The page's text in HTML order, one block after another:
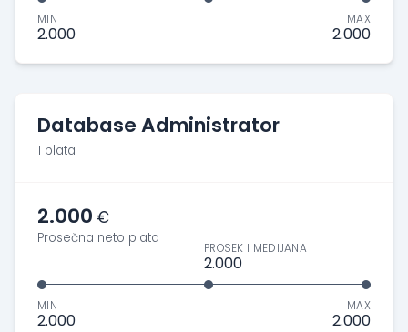
MIN
2.000
MAX
2.000
Database Administrator
1 plata
2.000 €
Prosečna neto plata
MIN
2.000
PROSEK I MEDIJANA
2.000
MAX
2.000